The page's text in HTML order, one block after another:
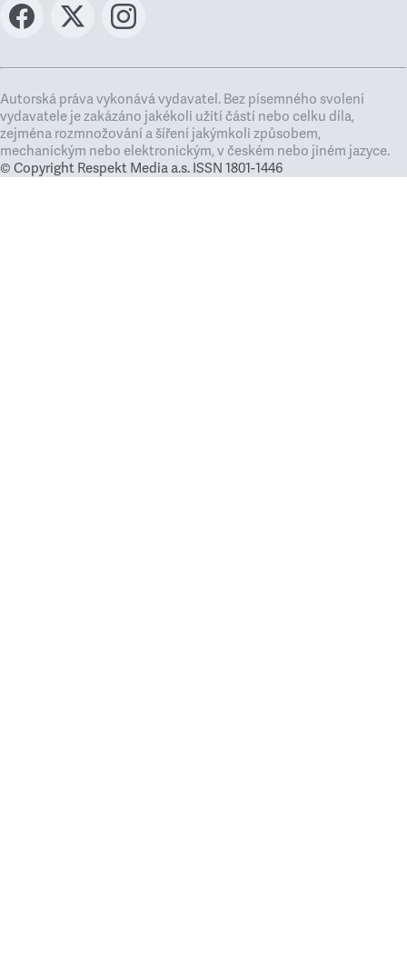
Autorská práva vykonává vydavatel. Bez písemného svolení
vydavatele je zakázáno jakékoli užití částí nebo celku díla,
zejména rozmnožování a šíření jakýmkoli způsobem,
mechanickým nebo elektronickým, v českém nebo jiném jazyce.
© Copyright Respekt Media a.s. ISSN 1801-1446